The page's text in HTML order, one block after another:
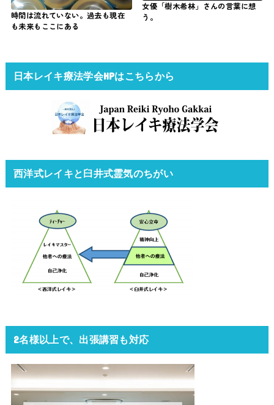
時間は流れていない。過去も現在
も未来もここにある
女優「樹木希林」さんの言葉に想
う。
日本レイキ療法学会HPはこちらから
西洋式レイキと臼井式霊気のちがい
2名様以上で、出張講習も対応